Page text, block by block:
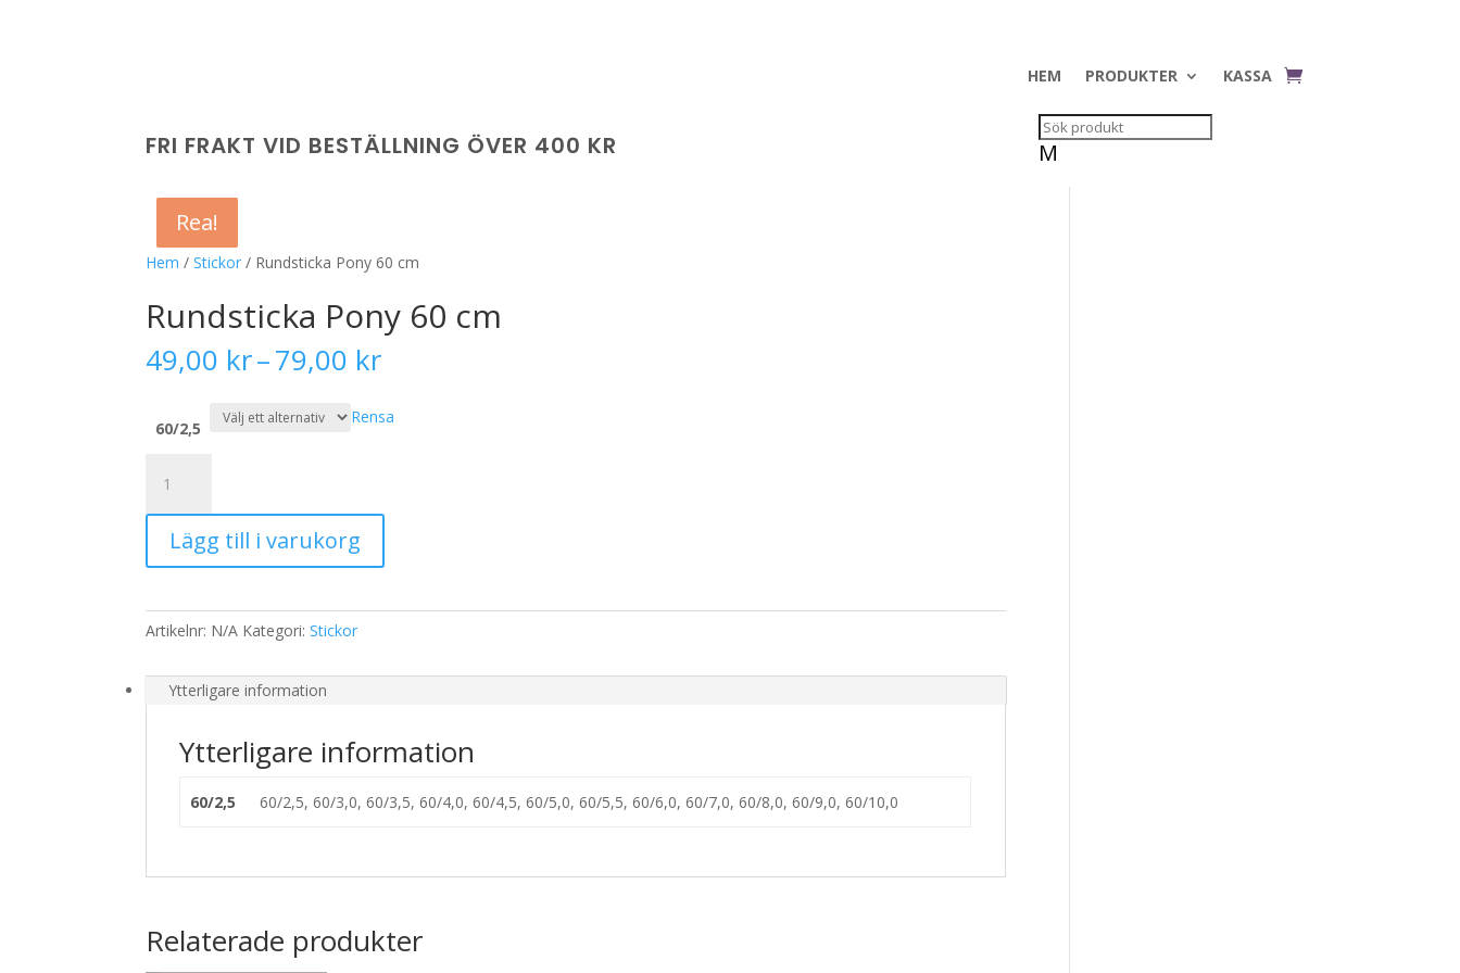
HEM PRODUKTER KASSA
FRI FRAKT VID BESTÄLLNING ÖVER 400 KR M
Hem /Stickor / Rundsticka Pony 60 cm
Rea!
Rundsticka Pony 60 cm
49,00 kr–79,00 krPrisintervall:
till
79,00 kr
60/2,5
Rensa
Pony
60
mängd
Lägg till i varukorg
Artikelnr: N/A Kategori:Stickor
Ytterligare information
Ytterligare information
60/2,5 60/2,5, 60/3,0, 60/3,5, 60/4,0, 60/4,5, 60/5,0, 60/5,5, 60/6,0, 60/7,0, 60/8,0, 60/9,0, 60/10,0
Relaterade produkter
Rea!
Rea!
Rea!